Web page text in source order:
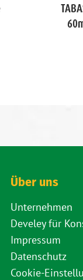
Über uns
Unternehmen
Develey für
Impressum
Datenschutz
Cookie-